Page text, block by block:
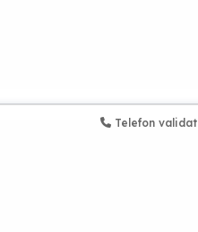
Telefon validat